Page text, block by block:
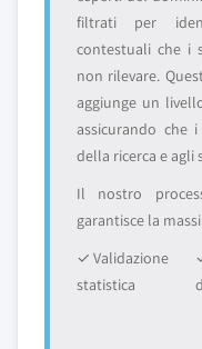
filtrati per
contestuali che i
non rilevare.
aggiunge un
assicurando che
della ricerca e agli
Il nostro
garantisce la
✓ Validazione
statistica